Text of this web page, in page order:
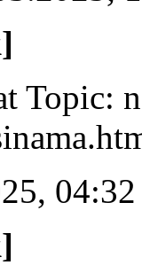
04:32